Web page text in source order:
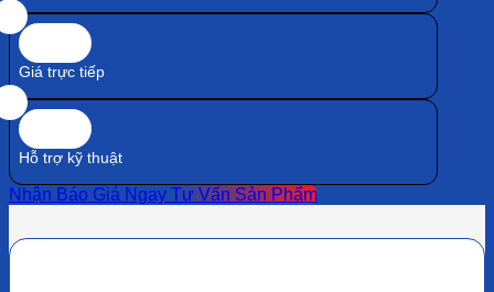
Giá trực tiếp
Hỗ trợ kỹ thuật
Nhận Báo Giá Ngay Tư Vấn Sản Phẩm